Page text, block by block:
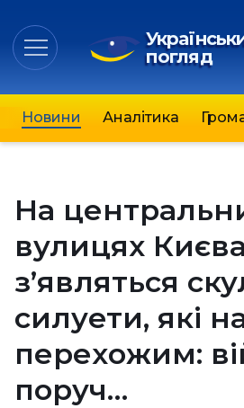
погляд
Новини Аналітика
На
вулицях Києва
з’являться
силуети, які
перехожим:
поруч…